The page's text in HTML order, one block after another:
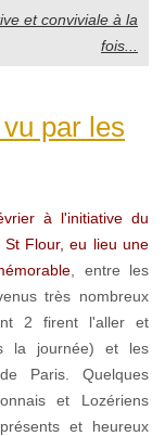
et conviviale à la
fois...
par les
à l'initiative du
Flour, eu lieu une
, entre les
très nombreux
2 firent l'aller et
la journée) et les
Paris. Quelques
et Lozériens
et heureux